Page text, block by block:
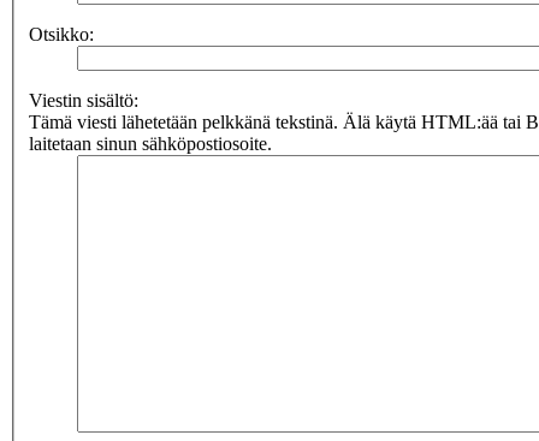
Otsikko:
Viestin sisältö:
Tämä viesti lähetetään pelkkänä tekstinä. Älä käytä HTML:ää tai
laitetaan sinun sähköpostiosoite.